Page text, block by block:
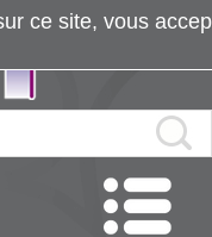
ce site, vous